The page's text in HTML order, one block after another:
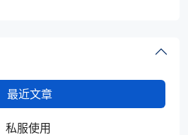
最近文章
私服使用